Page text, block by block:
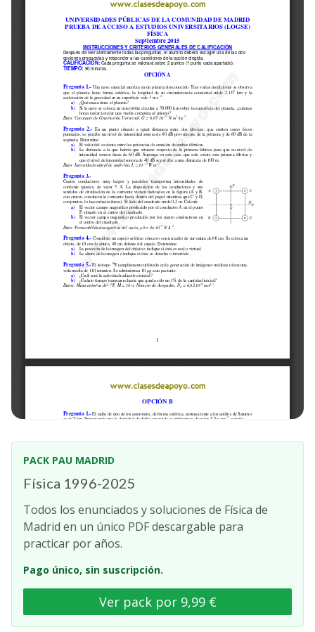
PACK PAU MADRID
Física 1996-2025
Todos los enunciados y soluciones de Física de
Madrid en un único PDF descargable para
practicar por años.
Pago único, sin suscripción.
Ver pack por 9,99 €